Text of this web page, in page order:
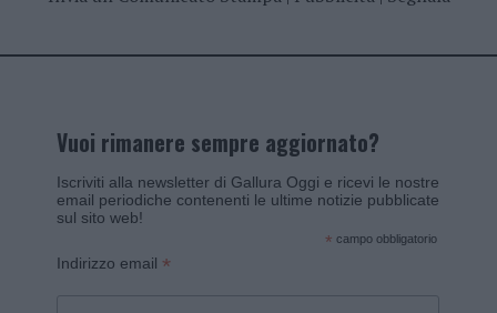
Vuoi rimanere sempre aggiornato?
Iscriviti alla newsletter di Gallura Oggi e ricevi le nostre
email periodiche contenenti le ultime notizie pubblicate
sul sito web!
* campo obbligatorio
Indirizzo email *